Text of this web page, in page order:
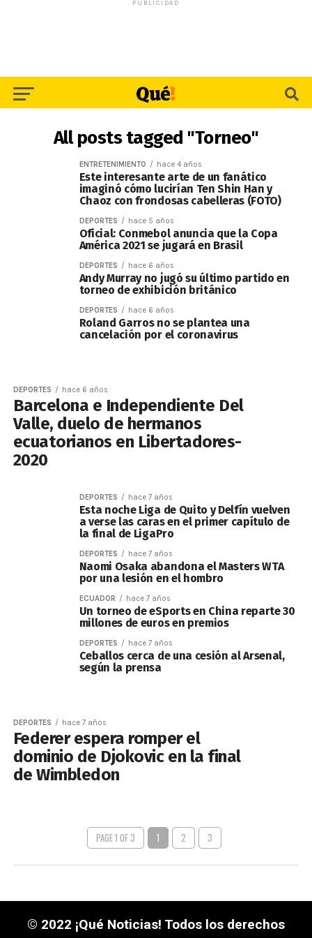
PUBLICIDAD
All posts tagged "Torneo"
ENTRETENIMIENTO hace 4 años
Este interesante arte de un fanático
imaginó cómo lucirían Ten Shin Han y
Chaoz con frondosas cabelleras (FOTO)
DEPORTES hace 5 años
Oficial: Conmebol anuncia que la Copa
América 2021 se jugará en Brasil
DEPORTES hace 6 años
Andy Murray no jugó su último partido en
torneo de exhibición británico
DEPORTES hace 6 años
Roland Garros no se plantea una
cancelación por el coronavirus
DEPORTES hace 6 años
Barcelona e Independiente Del
Valle, duelo de hermanos
ecuatorianos en Libertadores-
2020
DEPORTES hace 7 años
Esta noche Liga de Quito y Delfín vuelven
a verse las caras en el primer capítulo de
la final de LigaPro
DEPORTES hace 7 años
Naomi Osaka abandona el Masters WTA
por una lesión en el hombro
ECUADOR hace 7 años
Un torneo de eSports en China reparte 30
millones de euros en premios
DEPORTES hace 7 años
Ceballos cerca de una cesión al Arsenal,
según la prensa
DEPORTES hace 7 años
Federer espera romper el
dominio de Djokovic en la final
de Wimbledon
PAGE 1 OF 3 1 2 3
© 2022 ¡Qué Noticias! Todos los derechos